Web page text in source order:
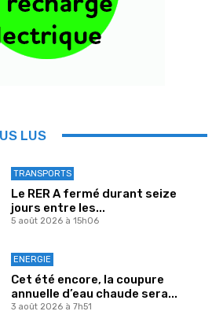
LUS
TRANSPORTS
Le RER A fermé durant seize
jours entre les...
5 août 2026 à 15h06
ENERGIE
Cet été encore, la coupure
annuelle d’eau chaude sera...
3 août 2026 à 7h51